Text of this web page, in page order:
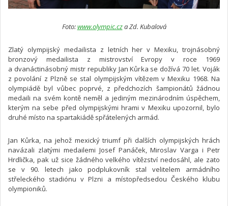
Foto:www.olympic.cza Zd. Kubalová
Zlatý olympijský medailista z letních her v Mexiku, trojnásobný
bronzový medailista z mistrovství Evropy v roce 1969
a dvanáctinásobný mistr republiky Jan Kůrka se dožívá 70 let. Voják
z povolání z Plzně se stal olympijským vítězem v Mexiku 1968. Na
olympiádě byl vůbec poprvé, z předchozích šampionátů žádnou
medaili na svém kontě neměl a jediným mezinárodním úspěchem,
kterým na sebe před olympijskými hrami v Mexiku upozornil, bylo
druhé místo na spartakiádě spřátelených armád.
Jan Kůrka, na jehož mexický triumf při dalších olympijských hrách
navázali zlatými medailemi Josef Panáček, Miroslav Varga i Petr
Hrdlička, pak už sice žádného velkého vítězství nedosáhl, ale zato
se v 90. letech jako podplukovník stal velitelem armádního
střeleckého stadiónu v Plzni a místopředsedou Českého klubu
olympioniků.